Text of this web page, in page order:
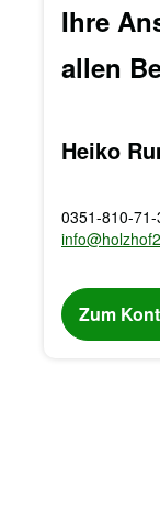
Ihre
allen
Heiko
0351-810-71-
Zum